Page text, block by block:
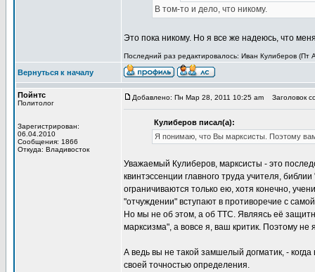
В том-то и дело, что никому.
Это пока никому. Но я все же надеюсь, что
Последний раз редактировалось: Иван Кулиберов (Пт
Вернуться к началу
Пойнтс
Политолог
Зарегистрирован:
06.04.2010
Сообщения: 1866
Откуда: Владивосток
Добавлено: Пн Мар 28, 2011 10:25 am Заголовок
Кулиберов писал(а):
Я понимаю, что Вы марксисты. Поэтому
Уважаемый Кулиберов, марксисты - это
квинтэссенции главного труда учителя,
ограничиваются только ею, хотя конечно,
"отчуждении" вступают в противоречие с
Но мы не об этом, а об ТТС. Являясь её
марксизма", а вовсе я, ваш критик. Поэтому
А ведь вы не такой замшелый догматик, -
своей точностью определения.